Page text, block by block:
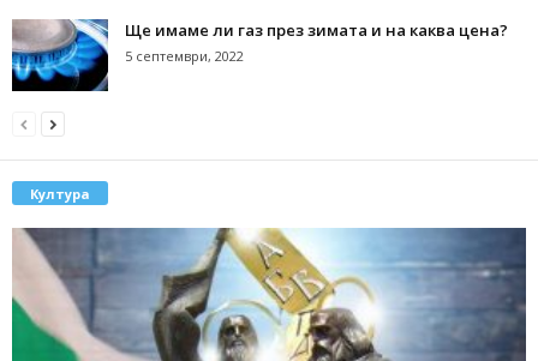
Ще имаме ли газ през зимата и на каква цена?
5 септември, 2022
Култура